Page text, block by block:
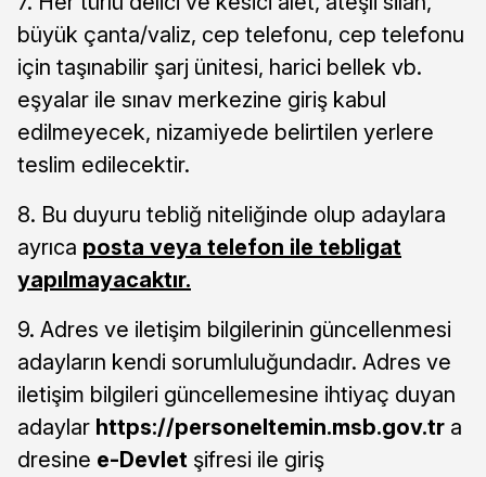
büyük çanta/valiz, cep telefonu, cep telefonu
için taşınabilir şarj ünitesi, harici bellek vb.
eşyalar ile sınav merkezine giriş kabul
edilmeyecek, nizamiyede belirtilen yerlere
teslim edilecektir.
8. Bu duyuru tebliğ niteliğinde olup adaylara
ayrıca posta veya telefon ile tebligat
yapılmayacaktır.
9. Adres ve iletişim bilgilerinin güncellenmesi
adayların kendi sorumluluğundadır. Adres ve
iletişim bilgileri güncellemesine ihtiyaç duyan
adaylar https://personeltemin.msb.gov.tr a
dresine e-Devlet şifresi ile giriş